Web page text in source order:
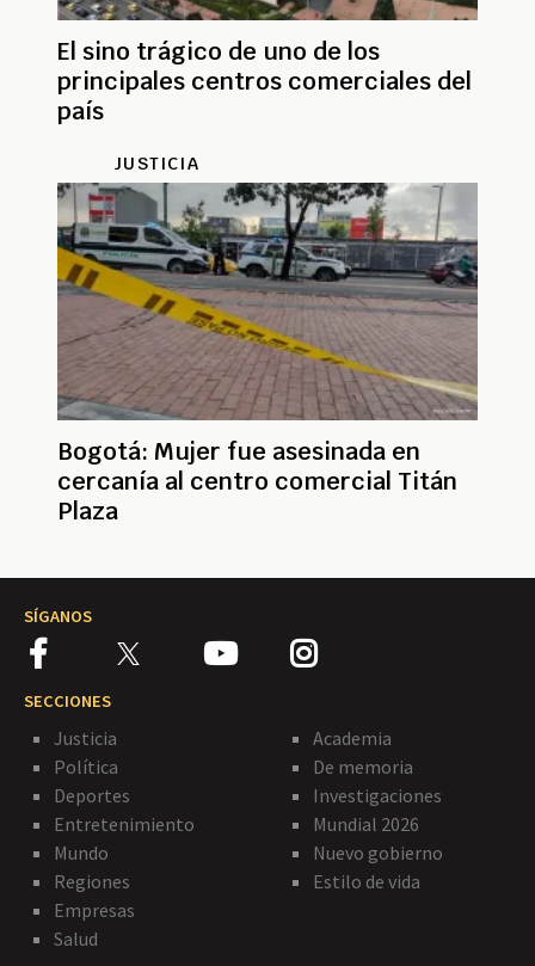
El sino trágico de uno de los
principales centros comerciales del
país
JUSTICIA
Bogotá: Mujer fue asesinada en
cercanía al centro comercial Titán
Plaza
SÍGANOS
SECCIONES
Justicia
Política
Deportes
Entretenimiento
Mundo
Regiones
Empresas
Salud
Academia
De memoria
Investigaciones
Mundial 2026
Nuevo gobierno
Estilo de vida